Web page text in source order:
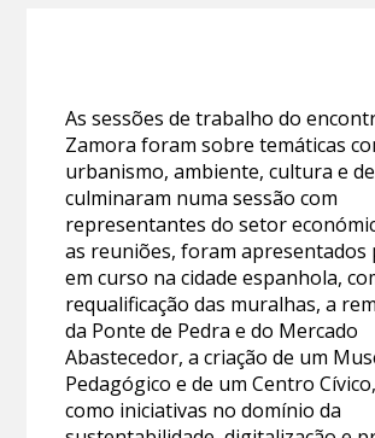
As sessões de trabalho do
Zamora foram sobre temáticas
urbanismo, ambiente, cultura e
culminaram numa sessão com
representantes do setor
as reuniões, foram apresentados
em curso na cidade espanhola,
requalificação das muralhas, a
da Ponte de Pedra e do Mercado
Abastecedor, a criação de um
Pedagógico e de um Centro
como iniciativas no domínio da